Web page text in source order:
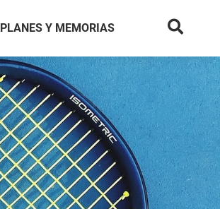
PLANES Y MEMORIAS